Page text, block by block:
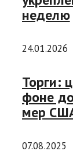
неделю
24.01.2026
Торги:
фоне
мер
07.08.2025